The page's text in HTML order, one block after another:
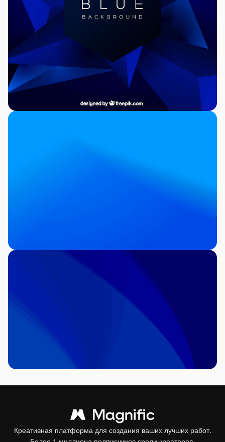
Креативная платформа для создания ваших лучших работ.